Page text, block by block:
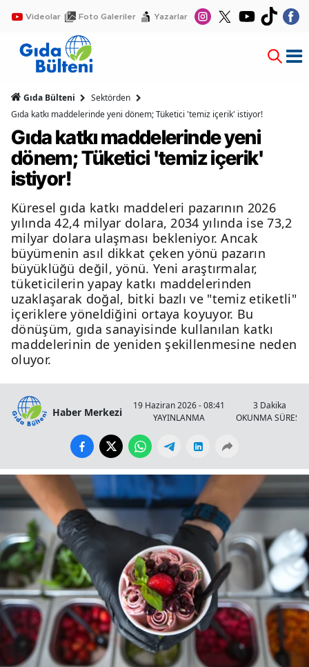
Videolar Foto Galeriler Yazarlar
Gıda Bülteni
Sektörden
Gıda katkı maddelerinde yeni dönem; Tüketici 'temiz içerik' istiyor!
Gıda katkı maddelerinde yeni
dönem; Tüketici 'temiz içerik'
istiyor!
Küresel gıda katkı maddeleri pazarının 2026
yılında 42,4 milyar dolara, 2034 yılında ise 73,2
milyar dolara ulaşması bekleniyor. Ancak
büyümenin asıl dikkat çeken yönü pazarın
büyüklüğü değil, yönü. Yeni araştırmalar,
tüketicilerin yapay katkı maddelerinden
uzaklaşarak doğal, bitki bazlı ve "temiz etiketli"
içeriklere yöneldiğini ortaya koyuyor. Bu
dönüşüm, gıda sanayisinde kullanılan katkı
maddelerinin de yeniden şekillenmesine neden
oluyor.
Haber Merkezi
19 Haziran 2026 - 08:41
YAYINLANMA
3 Dakika
OKUNMA SÜRESİ